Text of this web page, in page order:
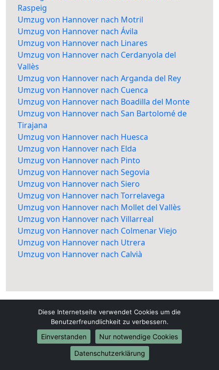
Raspeig
Umzug von Hannover nach Motril
Umzug von Hannover nach Ávila
Umzug von Hannover nach Linares
Umzug von Hannover nach Cerdanyola del
Vallès
Umzug von Hannover nach Arganda del Rey
Umzug von Hannover nach Cuenca
Umzug von Hannover nach Boadilla del Monte
Umzug von Hannover nach San Bartolomé de
Tirajana
Umzug von Hannover nach Huesca
Umzug von Hannover nach Elda
Umzug von Hannover nach Pinto
Umzug von Hannover nach Segovia
Umzug von Hannover nach Siero
Umzug von Hannover nach Torrelavega
Umzug von Hannover nach Mollet del Vallès
Umzug von Hannover nach Villarreal
Umzug von Hannover nach Colmenar Viejo
Umzug von Hannover nach Utrera
Umzug von Hannover nach Calvià
Umzüge24-Hannover.de
Diese Internetseite verwendet Cookies um die
Benutzerfreundlichkeit zu verbessern.
Einverstanden
Nur notwendige Cookies
Datenschutzerklärung